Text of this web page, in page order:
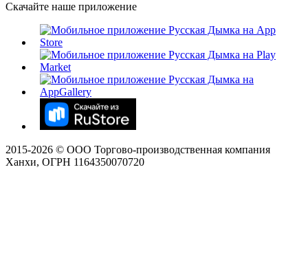
Скачайте наше приложение
2015-2026 © ООО Торгово-производственная компания
Ханхи, ОГРН 1164350070720